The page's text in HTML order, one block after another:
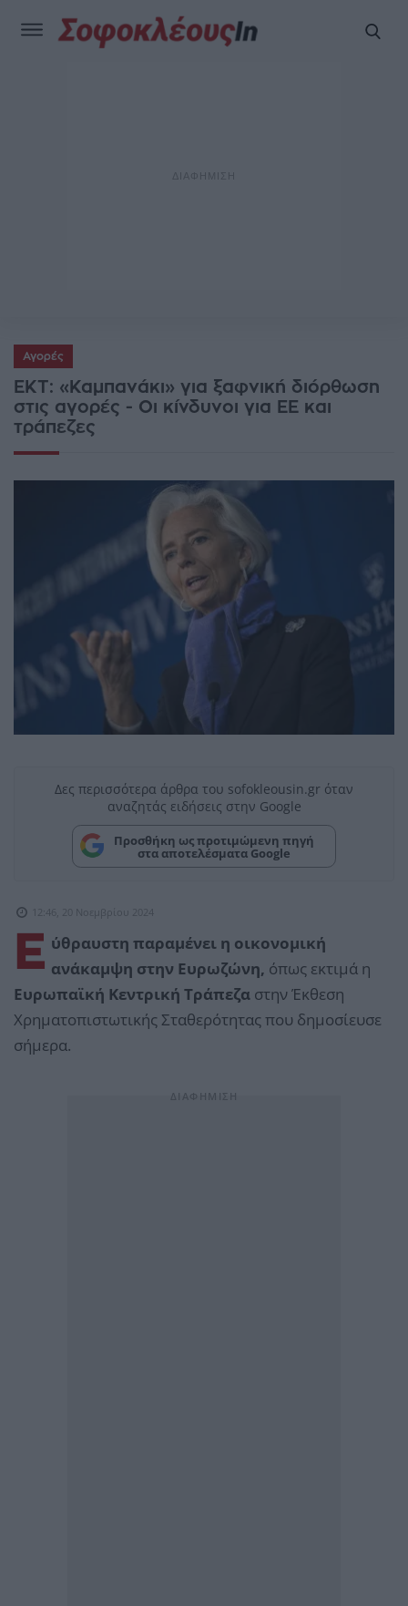
Αγορές
EKT: «Καμπανάκι» για ξαφνική διόρθωση
στις αγορές - Οι κίνδυνοι για ΕΕ και
τράπεζες
Δες περισσότερα άρθρα του sofokleousin.gr όταν
αναζητάς ειδήσεις στην Google
Προσθήκη ως προτιμώμενη πηγή
στα αποτελέσματα Google
12:46, 20 Νοεμβρίου 2024
Ε ύθραυστη παραμένει η οικονομική
ανάκαμψη στην Ευρωζώνη, όπως εκτιμά η
Ευρωπαϊκή Κεντρική Τράπεζα στην Έκθεση
Χρηματοπιστωτικής Σταθερότητας που δημοσίευσε
σήμερα.